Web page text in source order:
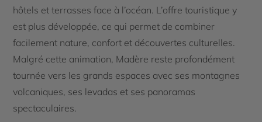
hôtels et terrasses face à l’océan. L’offre touristique y
est plus développée, ce qui permet de combiner
facilement nature, confort et découvertes culturelles.
Malgré cette animation, Madère reste profondément
tournée vers les grands espaces avec ses montagnes
volcaniques, ses levadas et ses panoramas
spectaculaires.